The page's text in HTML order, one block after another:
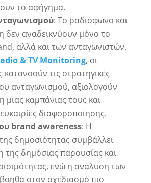
το αφήγημα.
: Το ραδιόφωνο και
δεν αναδεικνύουν μόνο το
αλλά και των ανταγωνιστών.
&TV Monitoring, οι
κατανοούν τις στρατηγικές
ανταγωνισμού, αξιολογούν
μιας καμπάνιας τους και
διαφοροποίησης.
brand awareness: Η
δημοσιότητας συμβάλλει
της δημόσιας παρουσίας και
ενώ η ανάλυση των
στον σχεδιασμό πιο